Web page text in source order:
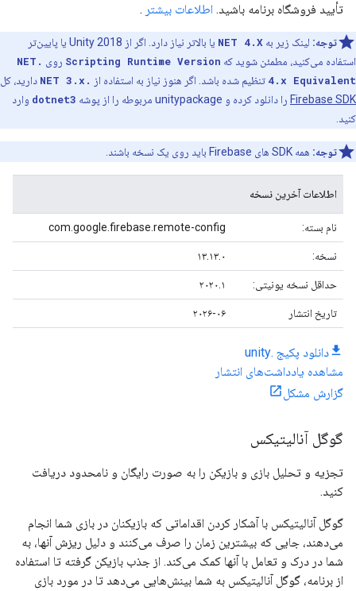
تأیید فروشگاه برنامه باشید. اطلاعات بیشتر .
توجه: لینک زیر به NET 4.X
یا بالاتر نیاز دارد. اگر از Unity 2018 یا پایین‌تر
استفاده می‌کنید، مطمئن شوید که Scripting Runtime Version روی
.NET
4.x Equivalent تنظیم شده باشد. اگر هنوز نیاز به استفاده از .NET 3.x
دارید، کل
Firebase SDK را دانلود کرده و unitypackage مربوطه را از پوشه dotnet3 وارد
کنید.
توجه: همه SDK های Firebase باید روی یک نسخه باشند.
اطلاعات آخرین نسخه
نام بسته: com.google.firebase.remote-config
نسخه: ۱۳.۱۳.۰
حداقل نسخه یونیتی: ۲۰۲۰.۱
تاریخ انتشار ۲۰۲۶-۰۶
دانلود پکیج .unity
مشاهده یادداشت‌های انتشار
گزارش مشکل
گوگل آنالیتیکس
تجزیه و تحلیل بازی و بازیکن را به صورت رایگان و نامحدود دریافت
کنید.
گوگل آنالیتیکس با آشکار کردن اقداماتی که بازیکنان در بازی شما انجام
می‌دهند، جایی که بیشترین زمان را صرف می‌کنند و دلیل ریزش آنها، به
شما در درک و تعامل با آنها کمک می‌کند. از جذب بازیکن گرفته تا استفاده
از برنامه، گوگل آنالیتیکس به شما بینش‌هایی می‌دهد تا در مورد بازی